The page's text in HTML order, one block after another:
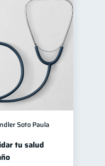
Soto Paula
tu salud